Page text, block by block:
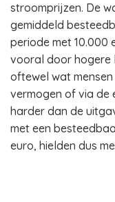
stroomprijzen. De
gemiddeld
periode met 10.000
vooral door hogere
oftewel wat
vermogen of via de
harder dan de
met een
euro, hielden dus